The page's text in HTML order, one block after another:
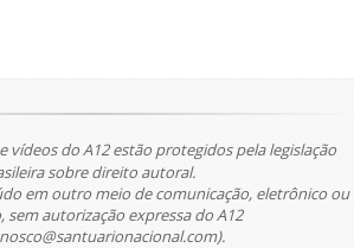
vídeos do A12 estão protegidos pela legislação
sobre direito autoral.
em outro meio de comunicação, eletrônico ou
sem autorização expressa do A12